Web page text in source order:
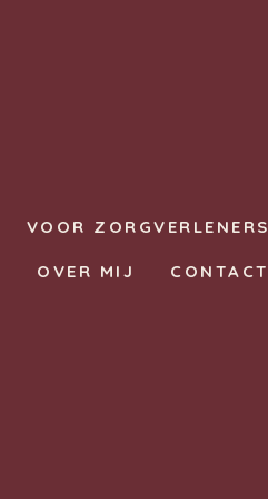
VOOR ZORGVERLENERS
OVER MIJ CONTACT